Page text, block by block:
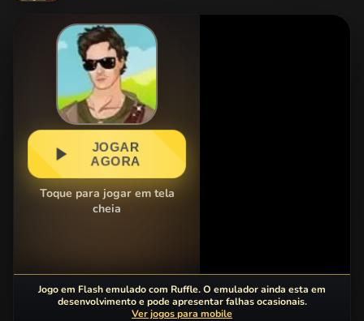
JOGAR
AGORA
Toque para jogar em tela
cheia
Jogo em Flash emulado com Ruffle. O emulador ainda esta em
desenvolvimento e pode apresentar falhas ocasionais.
Ver jogos para mobile